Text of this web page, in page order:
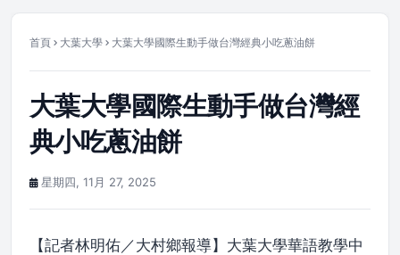
首頁 大葉大學 大葉大學國際生動手做台灣經典小吃蔥油餅
大葉大學國際生動手做台灣經
典小吃蔥油餅
星期四, 11月 27, 2025
【記者林明佑／大村鄉報導】大葉大學華語教學中